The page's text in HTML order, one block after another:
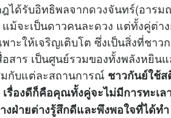
ได้รับอิทธิพลจากดวงจันทร์(อารม
ม้จะเป็นดาวคนละดวง แต่ทั้งคู่ต่า
าะให้เจริญเติบโต ซึ่งเป็นสิ่งที่ชา
สาร เป็นศูนย์รวมของทั้งพลังหยิน
มกับแต่ละสถานการณ์ ชาวกันย์ใช้
รื่องดีก็คือคุณทั้งคู่จะไม่มีการทะเล
งฝ่ายต่างรู้สึกดีและพึงพอใจที่ได้ทำ